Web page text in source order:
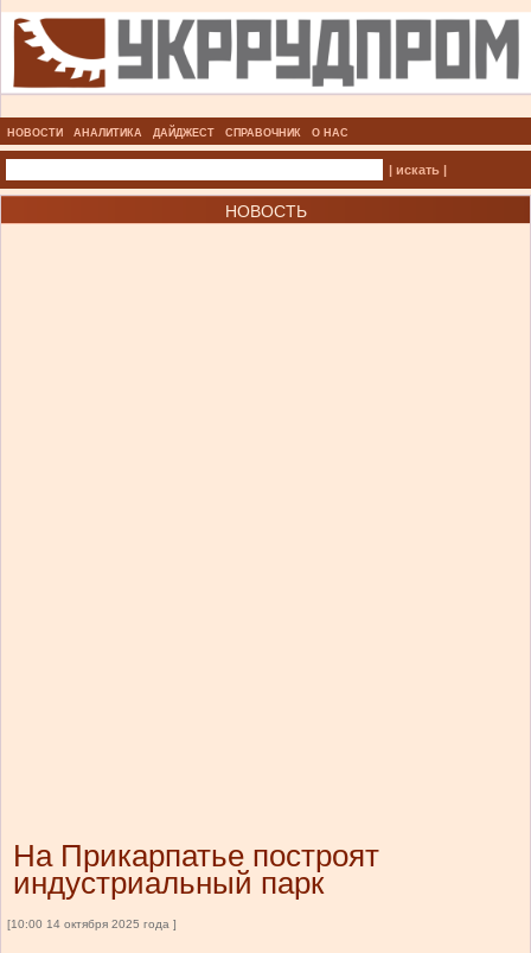
НОВОСТИ АНАЛИТИКА ДАЙДЖЕСТ СПРАВОЧНИК О НАС
| искать |
НОВОСТЬ
На Прикарпатье построят
индустриальный парк
[10:00 14 октября 2025 года ]